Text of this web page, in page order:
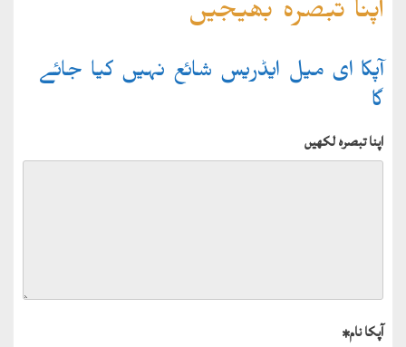
اپنا تبصرہ بھیجیں
آپکا ای میل ایڈریس شائع نہیں کیا جائے
گا
اپنا تبصرہ لکھیں
آپکا نام*